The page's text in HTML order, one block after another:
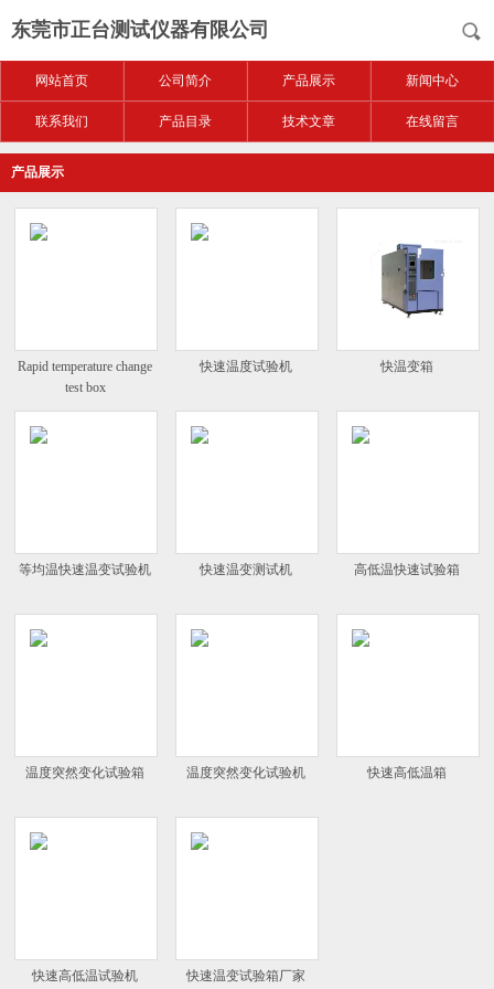
东莞市正台测试仪器有限公司
网站首页 公司简介 产品展示 新闻中心
联系我们 产品目录 技术文章 在线留言
产品展示
Rapid temperature change
test box
快速温度试验机 快温变箱
等均温快速温变试验机 快速温变测试机 高低温快速试验箱
温度突然变化试验箱 温度突然变化试验机 快速高低温箱
快速高低温试验机 快速温变试验箱厂家